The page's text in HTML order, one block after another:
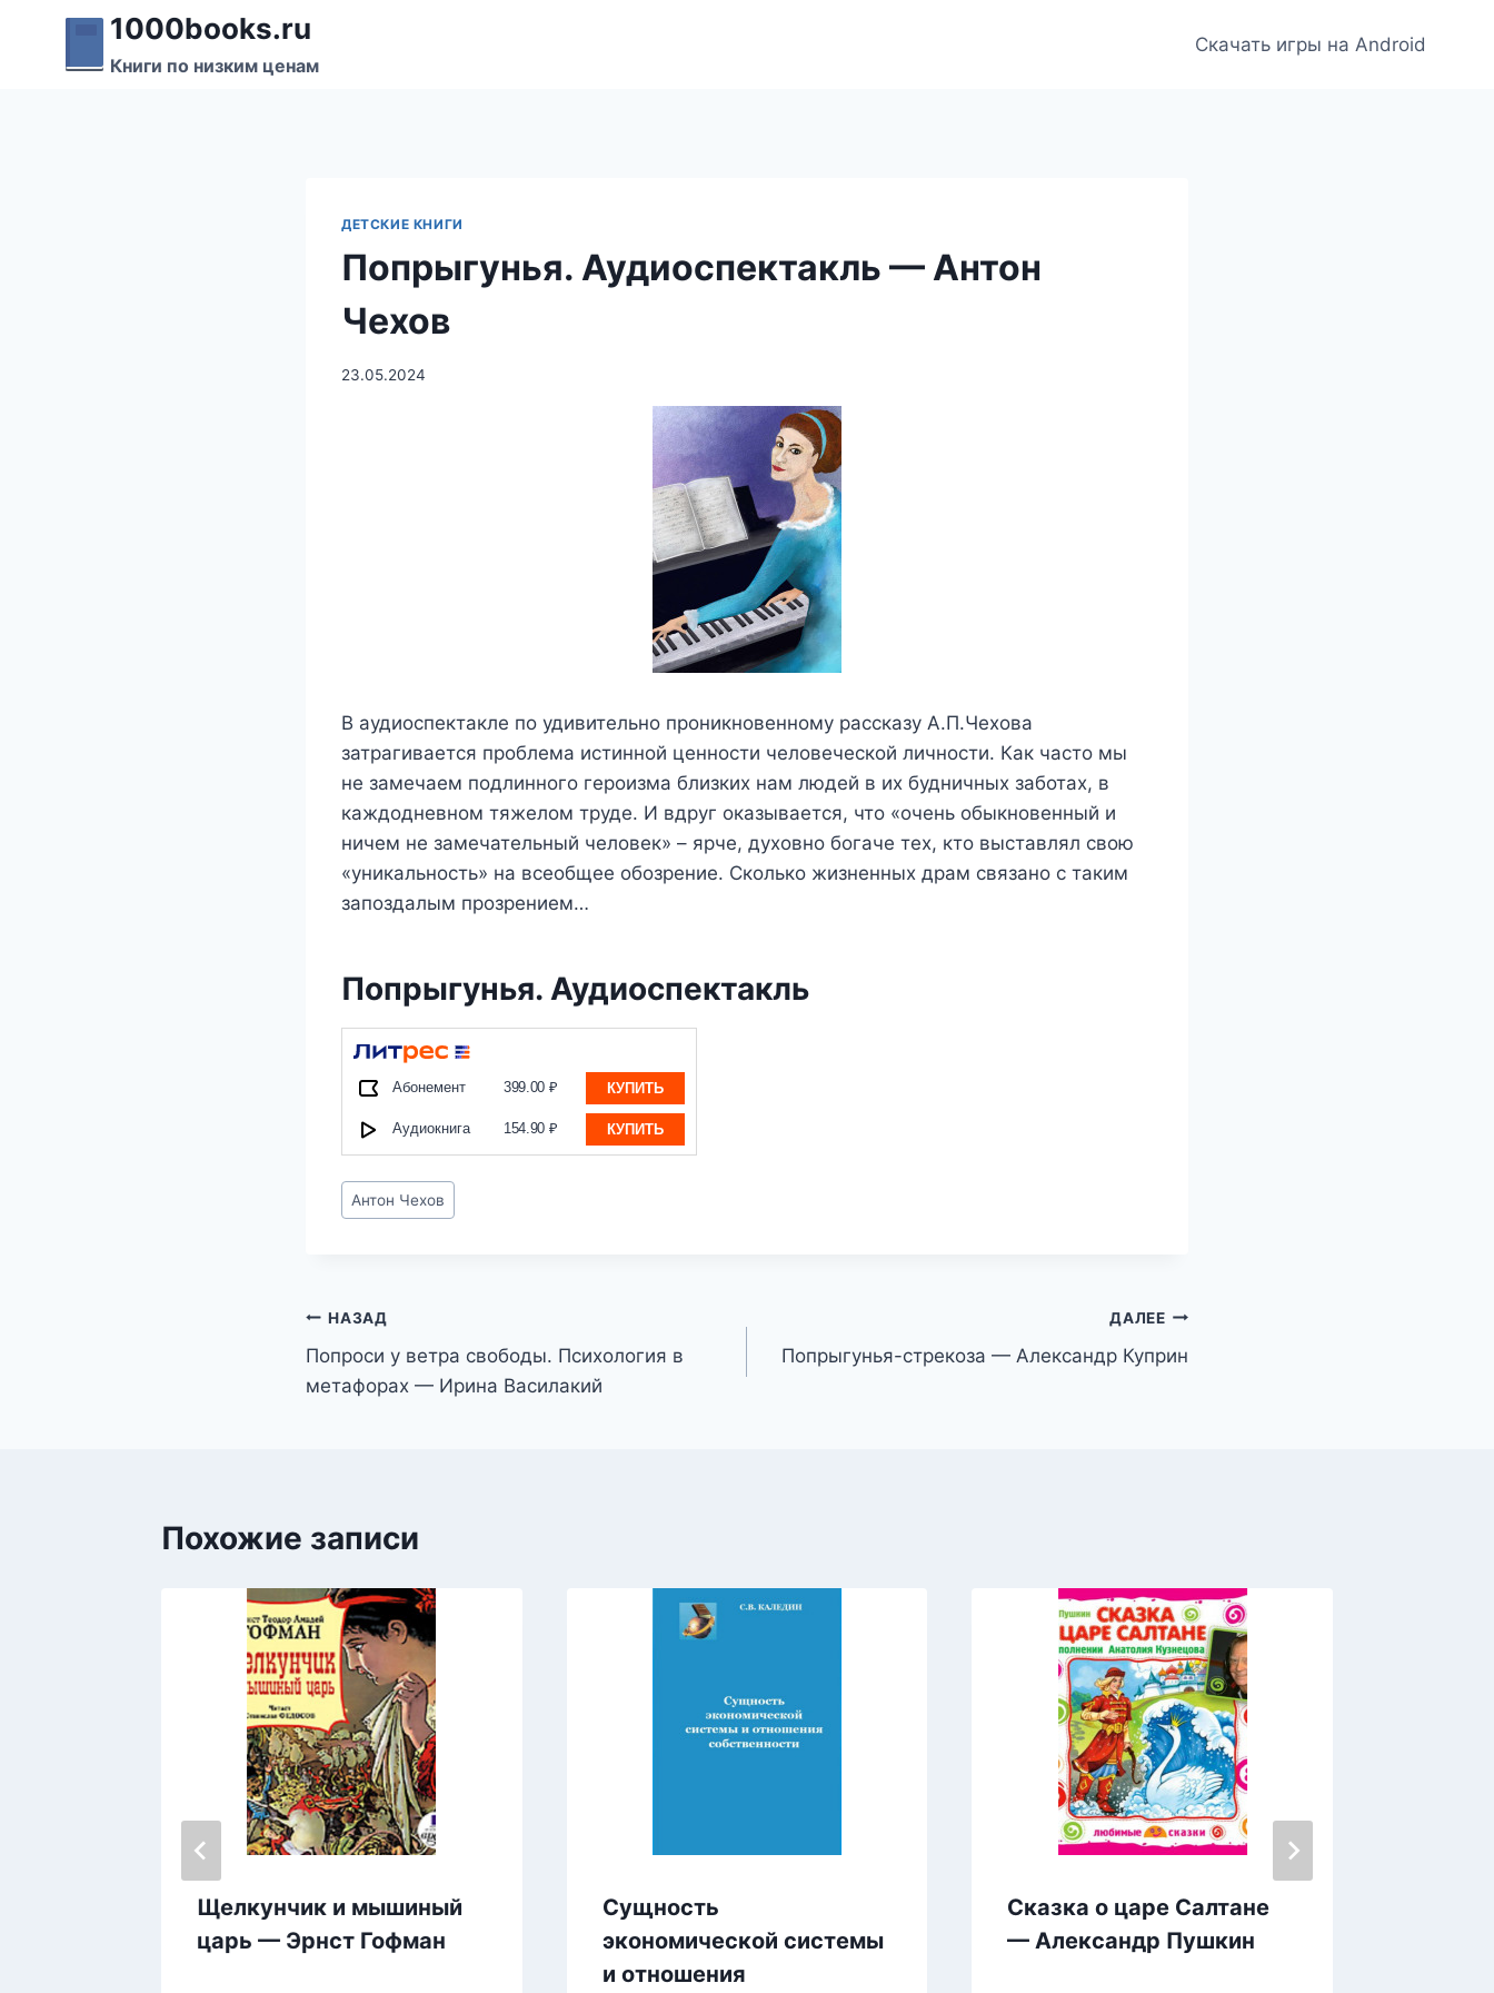
Перейти
содержимому
1000books.ru
Книги по низким ценам
Скачать игры на Android
ДЕТСКИЕ КНИГИ
Попрыгунья. Аудиоспектакль — Антон
Чехов
23.05.2024
В аудиоспектакле по удивительно проникновенному рассказу А.П.Чехова
затрагивается проблема истинной ценности человеческой личности. Как часто мы
не замечаем подлинного героизма близких нам людей в их будничных заботах, в
каждодневном тяжелом труде. И вдруг оказывается, что «очень обыкновенный и
ничем не замечательный человек» – ярче, духовно богаче тех, кто выставлял свою
«уникальность» на всеобщее обозрение. Сколько жизненных драм связано с таким
запоздалым прозрением…
Попрыгунья. Аудиоспектакль
Абонемент 399.00 ₽ КУПИТЬ
Аудиокнига 154.90 ₽ КУПИТЬ
Метки
записи:
Антон Чехов
Навигация
по
НАЗАД
Попроси у ветра свободы. Психология в
метафорах — Ирина Василакий
ДАЛЕЕ
Попрыгунья-стрекоза — Александр Куприн
Похожие записи
Щелкунчик и мышиный
царь — Эрнст Гофман
Сущность
экономической системы
и отношения
Сказка о царе Салтане
— Александр Пушкин